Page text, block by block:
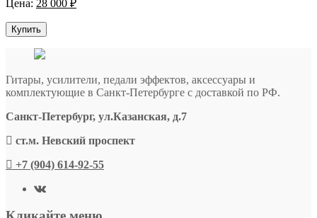
Цена: 28 000 ₽
Купить
Гитары, усилители, педали эффектов, аксессуары и
комплектующие в Санкт-Петербурге c доставкой по РФ.
Санкт-Петербург, ул.Казанская, д.7
ст.м. Невский проспект
+7 (904) 614-92-55